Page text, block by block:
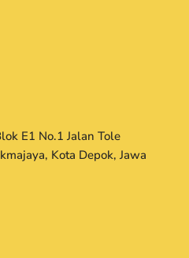
E1 No.1 Jalan Tole
Kota Depok, Jawa